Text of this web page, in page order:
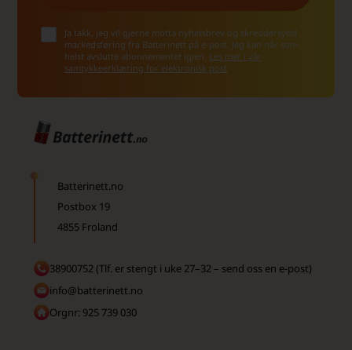
Ja takk, jeg vil gjerne motta nyhetsbrev og skreddersydd
markedsføring fra Batterinett på e-post. Jeg kan når som
helst avslutte abonnementet igjen. Les mer i vår
samtykkeerklæring for elektronisk post
Batterinett.no
Postbox 19
4855 Froland
38900752 (Tlf. er stengt i uke 27–32 – send oss en e-post)
info@batterinett.no
Orgnr: 925 739 030